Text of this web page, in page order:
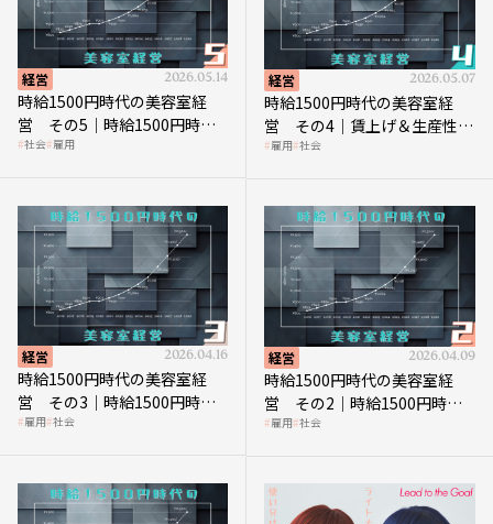
経営 2026.05.14
時給1500円時代の美容室経
営 その5｜時給1500円時代
の到来は美容業の収益構造を
社会 雇用
経営 2026.05.07
時給1500円時代の美容室経
営 その4｜賃上げ＆生産性向
上につなげる賢い助成金活用
雇用 社会
経営 2026.04.16
時給1500円時代の美容室経
営 その3｜時給1500円時
代、美容業はどのような影響
雇用 社会
経営 2026.04.09
時給1500円時代の美容室経
営 その2｜時給1500円時代
に支払う給与はいくらなのか
雇用 社会